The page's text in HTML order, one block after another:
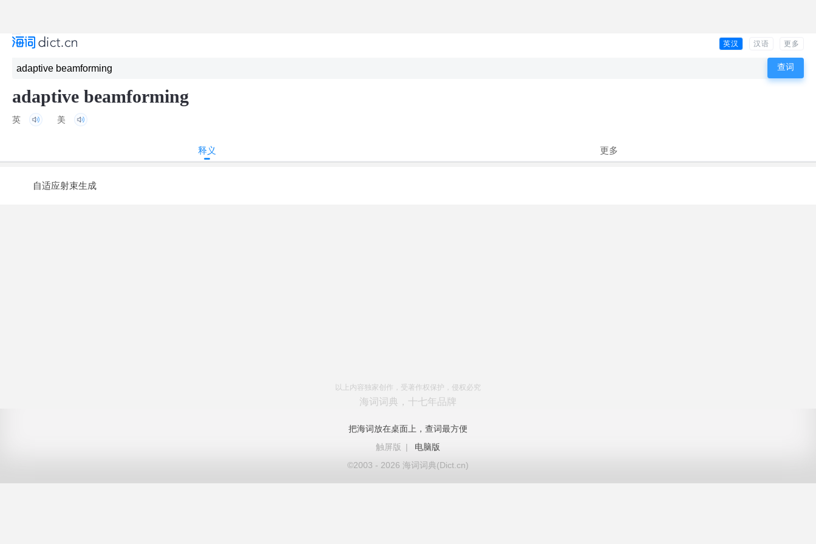
英汉 汉语 更多
adaptive beamforming
英 美
释义 更多
自适应射束生成
以上内容独家创作，受著作权保护，侵权必究
海词词典，十七年品牌
把海词放在桌面上，查词最方便
触屏版
|
电脑版
©2003 - 2026 海词词典(Dict.cn)